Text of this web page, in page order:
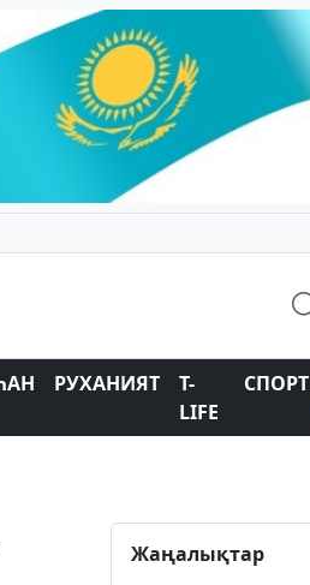
РУХАНИЯТ
T-
LIFE
СПОРТ
Жаңалықтар